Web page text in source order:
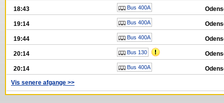
18:43 Bus 400A
19:14 Bus 400A
19:44 Bus 400A
20:14 Bus 130
20:14 Bus 400A
Vis senere afgange >>